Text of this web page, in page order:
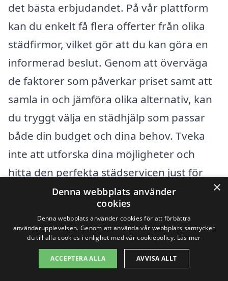
det bästa erbjudandet. På vår plattform
kan du enkelt få flera offerter från olika
städfirmor, vilket gör att du kan göra en
informerad beslut. Genom att överväga
de faktorer som påverkar priset samt att
samla in och jämföra olika alternativ, kan
du tryggt välja en städhjälp som passar
både din budget och dina behov. Tveka
inte att utforska dina möjligheter och
hitta den perfekta städservicen just för
Få 3 erbjudanden, gratis och utan
förpliktelser
×
Denna webbplats använder
cookies
Denna webbplats använder cookies för att förbättra
användarupplevelsen. Genom att använda vår webbplats samtycker
du till alla cookies i enlighet med vår cookiepolicy. Läs mer
ACCEPTERA ALLA AVVISA ALLT